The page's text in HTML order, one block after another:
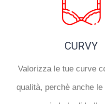
CURVY
Valorizza le tue curve
qualità, perchè anche